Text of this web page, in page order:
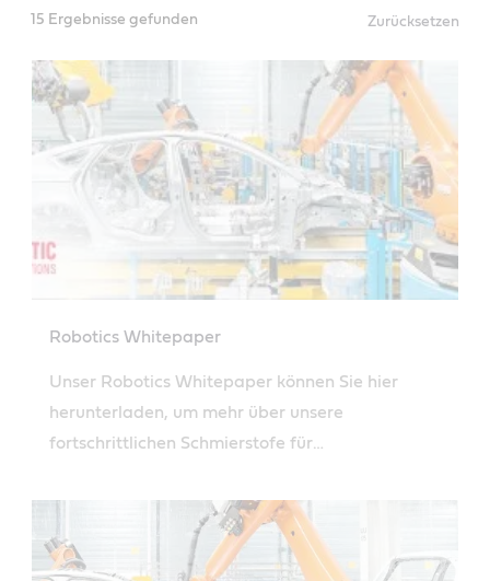
15 Ergebnisse gefunden Zurücksetzen
Robotics Whitepaper
Unser Robotics Whitepaper können Sie hier
herunterladen, um mehr über unsere
fortschrittlichen Schmierstofe für